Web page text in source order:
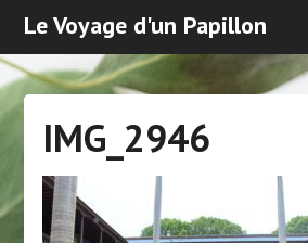
Le Voyage d'un Papillon
IMG_2946